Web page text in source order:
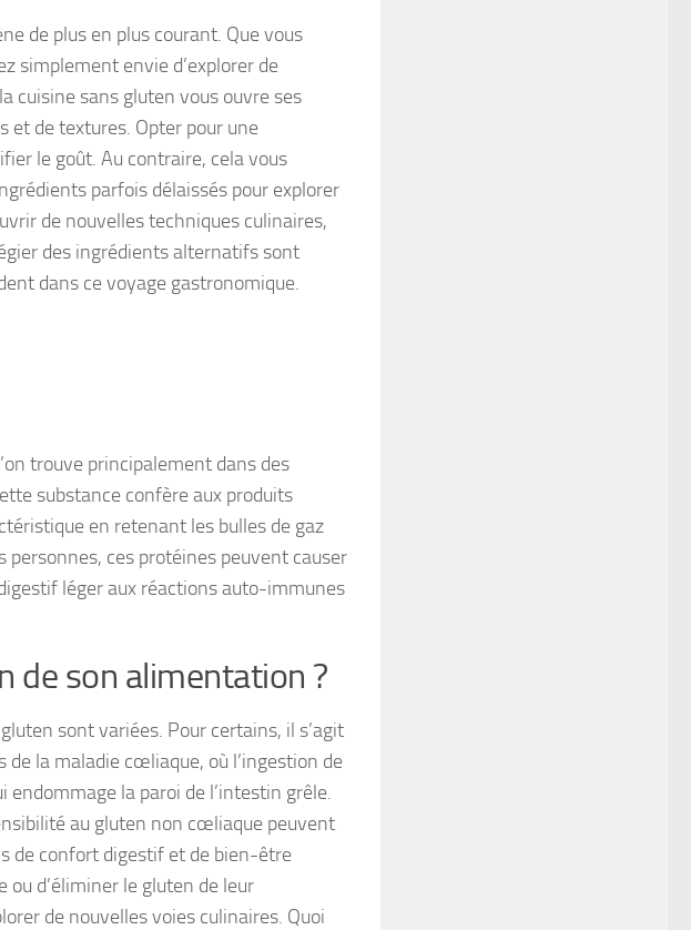
de plus en plus courant. Que vous
simplement envie d’explorer de
cuisine sans gluten vous ouvre ses
et de textures. Opter pour une
le goût. Au contraire, cela vous
parfois délaissés pour explorer
de nouvelles techniques culinaires,
des ingrédients alternatifs sont
dans ce voyage gastronomique.
trouve principalement dans des
substance confère aux produits
en retenant les bulles de gaz
personnes, ces protéines peuvent causer
léger aux réactions auto-immunes
de son alimentation ?
sont variées. Pour certains, il s’agit
de la maladie cœliaque, où l’ingestion de
la paroi de l’intestin grêle.
au gluten non cœliaque peuvent
de confort digestif et de bien-être
d’éliminer le gluten de leur
de nouvelles voies culinaires. Quoi